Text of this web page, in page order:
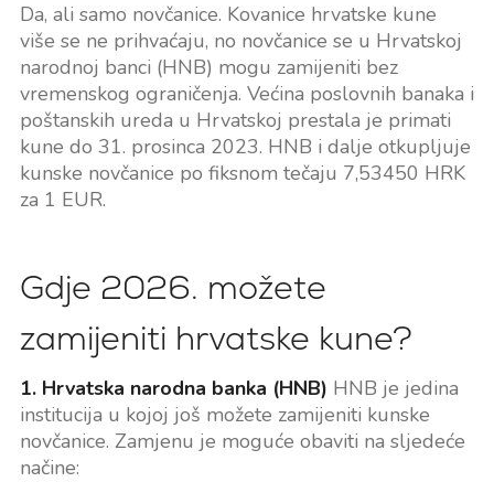
Da, ali samo novčanice. Kovanice hrvatske kune
više se ne prihvaćaju, no novčanice se u Hrvatskoj
narodnoj banci (HNB) mogu zamijeniti bez
vremenskog ograničenja. Većina poslovnih banaka i
poštanskih ureda u Hrvatskoj prestala je primati
kune do 31. prosinca 2023. HNB i dalje otkupljuje
kunske novčanice po fiksnom tečaju 7,53450 HRK
za 1 EUR.
Gdje 2026. možete
zamijeniti hrvatske kune?
1. Hrvatska narodna banka (HNB) HNB je jedina
institucija u kojoj još možete zamijeniti kunske
novčanice. Zamjenu je moguće obaviti na sljedeće
načine: